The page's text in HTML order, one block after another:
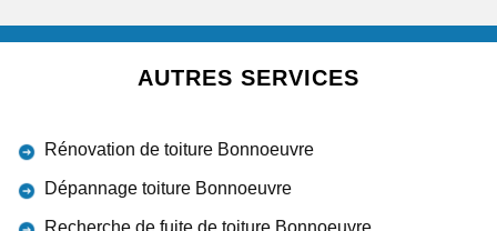
AUTRES SERVICES
Rénovation de toiture Bonnoeuvre
Dépannage toiture Bonnoeuvre
Recherche de fuite de toiture Bonnoeuvre